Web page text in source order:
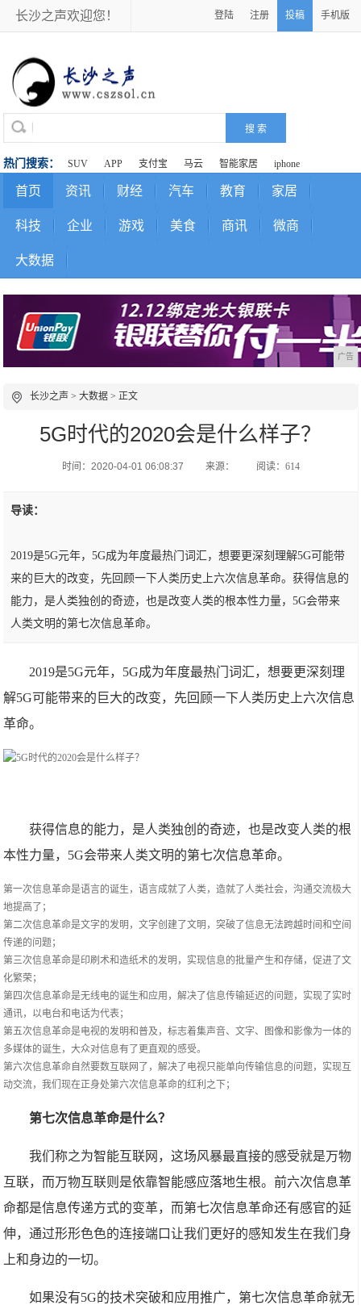
长沙之声欢迎您！ 登陆 注册 投稿 手机版
热门搜索： SUV APP 支付宝 马云 智能家居 iphone
首页 资讯 财经 汽车 教育 家居
科技 企业 游戏 美食 商讯 微商
大数据
广告
长沙之声 >大数据 > 正文
5G时代的2020会是什么样子？
时间：2020-04-01 06:08:37 来源： 阅读：614
导读：
2019是5G元年，5G成为年度最热门词汇，想要更深刻理解5G可能带
来的巨大的改变，先回顾一下人类历史上六次信息革命。获得信息的
能力，是人类独创的奇迹，也是改变人类的根本性力量，5G会带来
人类文明的第七次信息革命。
2019是5G元年，5G成为年度最热门词汇，想要更深刻理
解5G可能带来的巨大的改变，先回顾一下人类历史上六次信息
革命。
获得信息的能力，是人类独创的奇迹，也是改变人类的根
本性力量，5G会带来人类文明的第七次信息革命。
第一次信息革命是语言的诞生，语言成就了人类，造就了人类社会，沟通交流极大
地提高了；
第二次信息革命是文字的发明，文字创建了文明，突破了信息无法跨越时间和空间
传递的问题；
第三次信息革命是印刷术和造纸术的发明，实现信息的批量产生和存储，促进了文
化繁荣；
第四次信息革命是无线电的诞生和应用，解决了信息传输延迟的问题，实现了实时
通讯，以电台和电话为代表；
第五次信息革命是电视的发明和普及，标志着集声音、文字、图像和影像为一体的
多媒体的诞生，大众对信息有了更直观的感受。
第六次信息革命自然要数互联网了，解决了电视只能单向传输信息的问题，实现互
动交流，我们现在正身处第六次信息革命的红利之下；
第七次信息革命是什么？
我们称之为智能互联网，这场风暴最直接的感受就是万物
互联，而万物互联则是依靠智能感应落地生根。前六次信息革
命都是信息传递方式的变革，而第七次信息革命还有感官的延
伸，通过形形色色的连接端口让我们更好的感知发生在我们身
上和身边的一切。
如果没有5G的技术突破和应用推广，第七次信息革命就无